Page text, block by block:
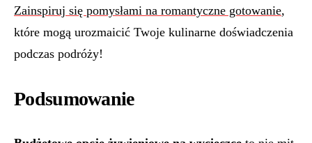
Zainspiruj się pomysłami na romantyczne gotowanie,
które mogą urozmaicić Twoje kulinarne doświadczenia
podczas podróży!
Podsumowanie